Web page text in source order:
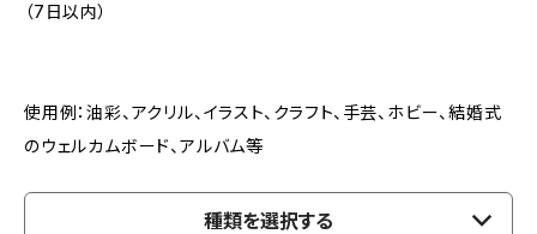
（7日以内）
使用例：油彩、アクリル、イラスト、クラフト、手芸、ホビー、結婚式
のウェルカムボード、アルバム等
種類を選択する